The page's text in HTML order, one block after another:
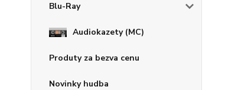
Blu-Ray
Audiokazety (MC)
Produty za bezva cenu
Novinky hudba